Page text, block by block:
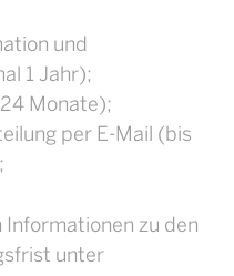
und
1 Jahr);
Monate);
per E-Mail (bis
Informationen zu den
unter